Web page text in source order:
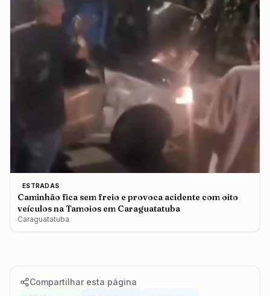
ESTRADAS
Caminhão fica sem freio e provoca acidente com oito
veículos na Tamoios em Caraguatatuba
Caraguatatuba
Compartilhar esta página